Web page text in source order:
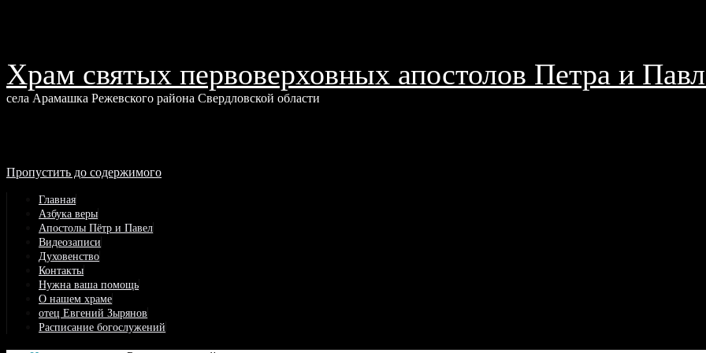
Храм святых первоверховных апостолов Петра и
села Арамашка Режевского района Свердловской области
Пропустить до содержимого
Главная
Азбука веры
Апостолы Пётр и Павел
Видеозаписи
Духовенство
Контакты
Нужна ваша помощь
О нашем храме
отец Евгений Зырянов
Расписание богослужений